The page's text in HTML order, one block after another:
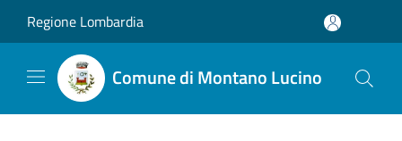
Regione Lombardia
Comune di Montano Lucino